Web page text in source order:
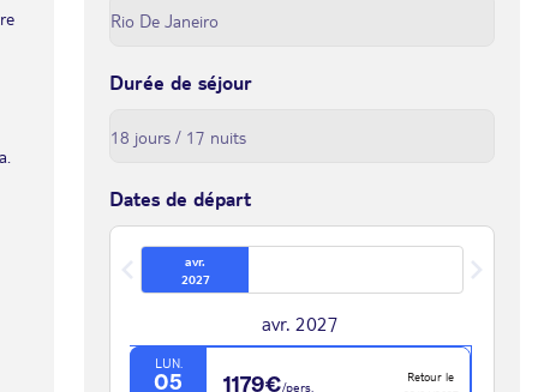
Durée de séjour
Dates de départ
avr.
2027
avr. 2027
LUN.
05 1179€/pers.
Retour le